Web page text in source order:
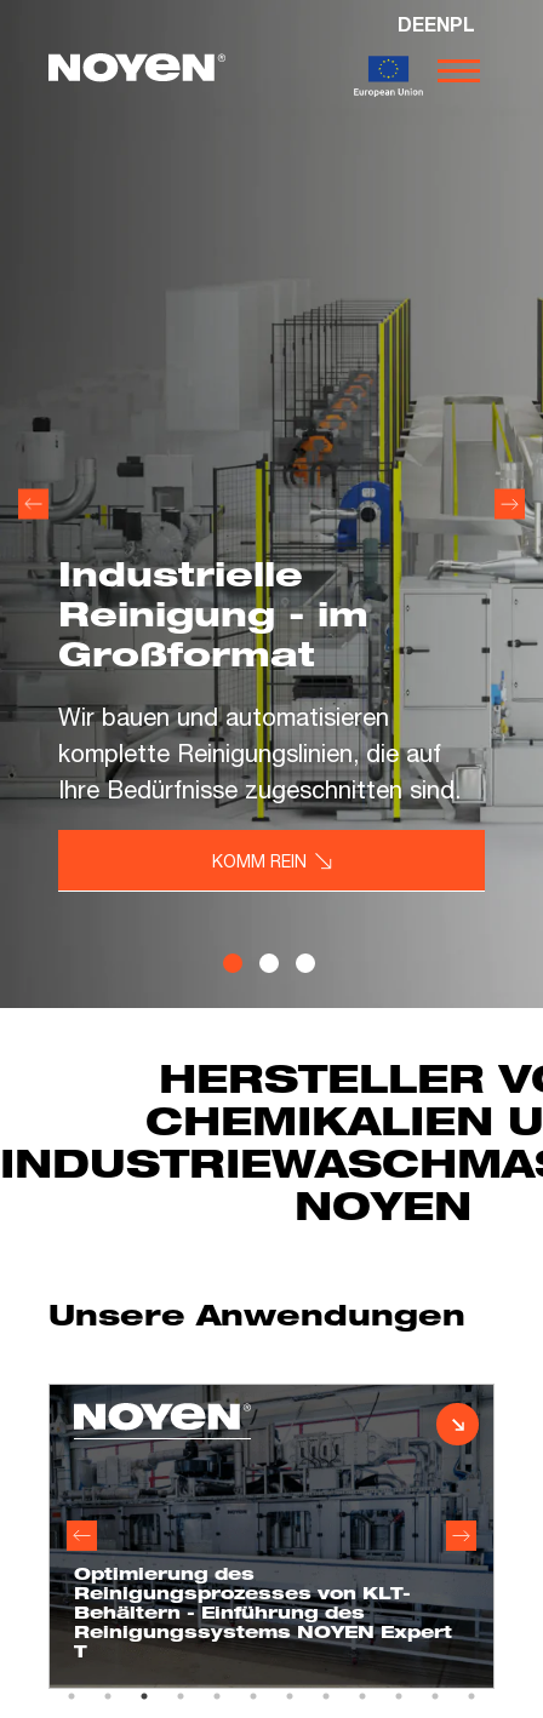
Noyen
DEENPL
Industrielle
Reinigung - im
Großformat
Wir bauen und automatisieren
komplette Reinigungslinien, die auf
Ihre Bedürfnisse zugeschnitten sind.
KOMM REIN
HERSTELLER
CHEMIKALIEN
NOYEN
Unsere Anwendungen
Optimierung des
Reinigungsprozesses von KLT-
Behältern - Einführung des
Reinigungssystems NOYEN Expert
T